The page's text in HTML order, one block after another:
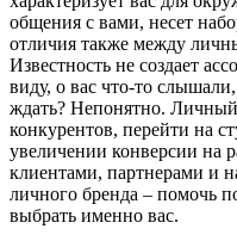
общения с вами, несет
отличия также между
Известность не создает
виду, о вас что-то
ждать? Непонятно. Личный
конкурентов, перейти на
увеличении конверсии на
клиентами, партнерами и
личного бренда – помочь
выбрать именно вас.